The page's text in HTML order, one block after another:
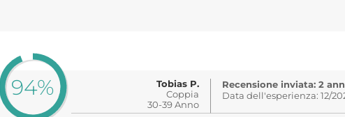
94%
Tobias P.
Coppia
30-39 Anno
Recensione inviata: 2
Data dell'esperienza: 12/